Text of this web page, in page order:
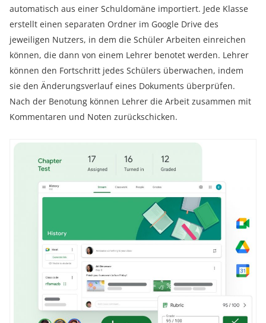
automatisch aus einer Schuldomäne importiert. Jede Klasse
erstellt einen separaten Ordner im Google Drive des
jeweiligen Nutzers, in dem die Schüler Arbeiten einreichen
können, die dann von einem Lehrer benotet werden. Lehrer
können den Fortschritt jedes Schülers überwachen, indem
sie den Änderungsverlauf eines Dokuments überprüfen.
Nach der Benotung können Lehrer die Arbeit zusammen mit
Kommentaren und Noten zurückschicken.